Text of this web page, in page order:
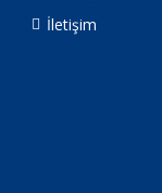
İletişim